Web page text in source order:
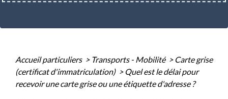
Accueil particuliers > Transports - Mobilité > Carte grise
(certificat d'immatriculation) > Quel est le délai pour
recevoir une carte grise ou une étiquette d'adresse ?